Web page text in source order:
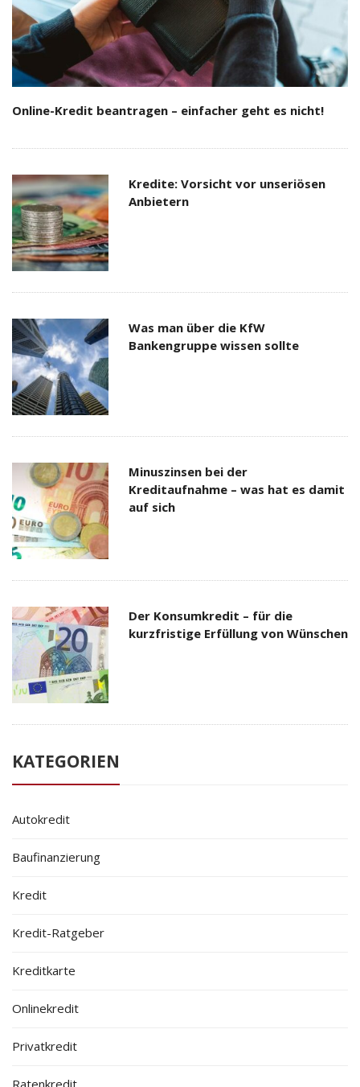
Online-Kredit beantragen – einfacher geht es nicht!
Kredite: Vorsicht vor unseriösen
Anbietern
Was man über die KfW
Bankengruppe wissen sollte
Minuszinsen bei der
Kreditaufnahme – was hat es damit
auf sich
Der Konsumkredit – für die
kurzfristige Erfüllung von Wünschen
KATEGORIEN
Autokredit
Baufinanzierung
Kredit
Kredit-Ratgeber
Kreditkarte
Onlinekredit
Privatkredit
Ratenkredit